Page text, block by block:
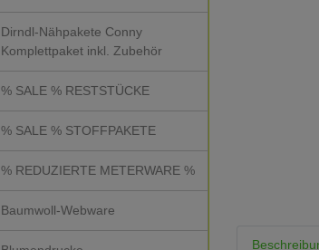
Dirndl-Nähpakete Conny
Komplettpaket inkl. Zubehör
% SALE % RESTSTÜCKE
% SALE % STOFFPAKETE
% REDUZIERTE METERWARE %
Baumwoll-Webware